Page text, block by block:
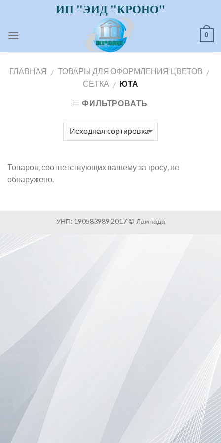
content
ИП "ЭИД "КРОНО"
0
ГЛАВНАЯ / ТОВАРЫ ДЛЯ ОФОРМЛЕНИЯ ЦВЕТОВ /
СЕТКА / ЮТА
ФИЛЬТРОВАТЬ
Товаров, соответствующих вашему запросу, не
обнаружено.
УНП: 190583989 2017 © Лампада